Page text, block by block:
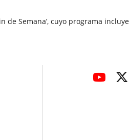
Semana’, cuyo programa